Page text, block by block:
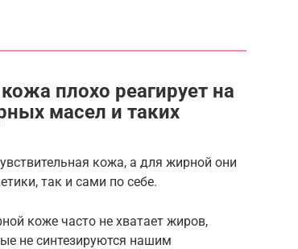
плохо реагирует на
масел и таких
кожа, а для жирной они
так и сами по себе.
коже часто не хватает жиров,
не синтезируются нашим